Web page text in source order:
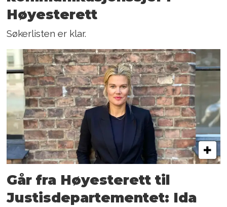
Høyesterett
Søkerlisten er klar.
Går fra Høyesterett til
Justisdepartementet: Ida